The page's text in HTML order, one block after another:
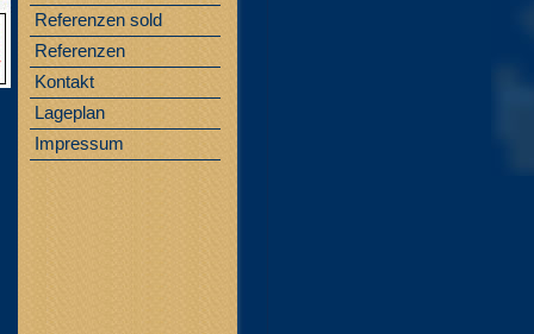
Referenzen sold
Referenzen
Kontakt
Lageplan
Impressum